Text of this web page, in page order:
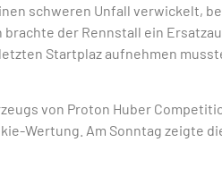
schweren Unfall verwickelt,
der Rennstall ein
Startplaz aufnehmen
von Proton Huber
Wertung. Am Sonntag zeigte